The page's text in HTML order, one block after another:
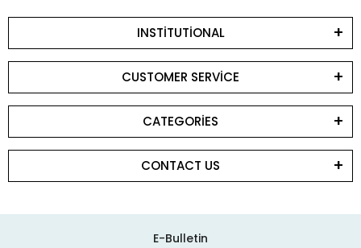
INSTİTUTİONAL
CUSTOMER SERVİCE
CATEGORİES
CONTACT US
E-Bulletin